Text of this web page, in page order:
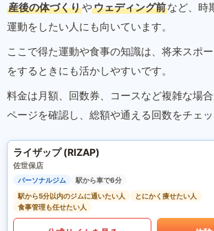
産後の体づくりやウェディング前など、時
運動をしたい人にも向いています。
ここで得た運動や食事の知識は、将来スポ
をするときにも活かしやすいです。
料金は月額、回数券、コースなど複雑な場
ページを確認し、総額や通える回数をチェッ
ライザップ (RIZAP)
佐世保店
パーソナルジム
駅から車で6分
駅から5分以内のジムに通いたい人
とにかく痩せたい人
食事管理も任せたい人